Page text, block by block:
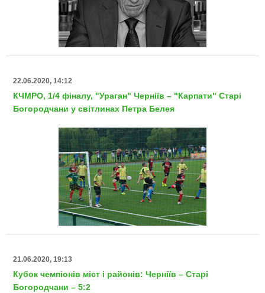
22.06.2020, 14:12
КЧМРО, 1/4 фіналу, "Ураган" Черніїв – "Карпати" Старі
Богородчани у світлинах Петра Белея
21.06.2020, 19:13
Кубок чемпіонів міст і районів: Черніїв – Старі
Богородчани – 5:2